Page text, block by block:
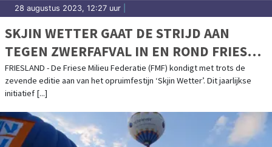
28 augustus 2023, 12:27 uur
SKJIN WETTER GAAT DE STRIJD AAN
TEGEN ZWERFAFVAL IN EN ROND FRIESE
WATEREN
FRIESLAND - De Friese Milieu Federatie (FMF) kondigt met trots de
zevende editie aan van het opruimfestijn ‘Skjin Wetter’. Dit jaarlijkse
initiatief [...]